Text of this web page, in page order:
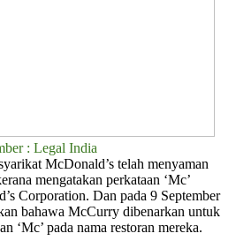
: Legal India
McDonald’s telah menyaman
mengatakan perkataan ‘Mc’
Corporation. Dan pada 9 September
bahawa McCurry dibenarkan untuk
‘Mc’ pada nama restoran mereka.